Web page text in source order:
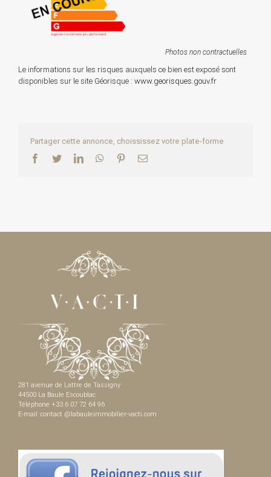
Photos non contractuelles
Le informations sur les risques auxquels ce bien est exposé sont
disponibles sur le site Géorisque : www.georisques.gouv.fr
Partager cette annonce, choississez votre plate-forme
Facebook
TwitterLinkedInWhatsApp
PinterestEmail
281 avenue de Lattre de Tassigny
44500 La Baule Escoublac
Téléphone +33 6 07 72 64 96
E-mail :contact @labauleimmobilier-vacti.com